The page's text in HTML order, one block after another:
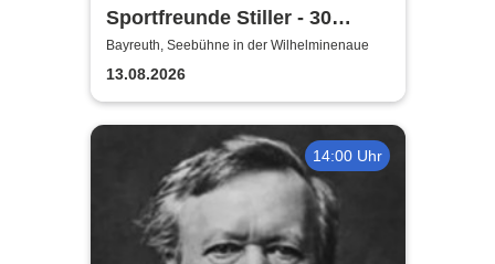
Sportfreunde Stiller - 30
wunderbaren Jahren
Bayreuth, Seebühne in der Wilhelminenaue
13.08.2026
14:00 Uhr